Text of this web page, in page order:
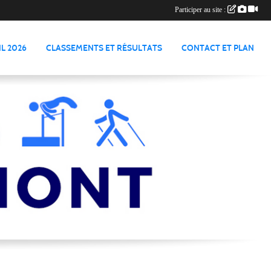
2026 CLASSEMENTS ET RÉSULTATS CONTACT ET PLAN
Participer au site :